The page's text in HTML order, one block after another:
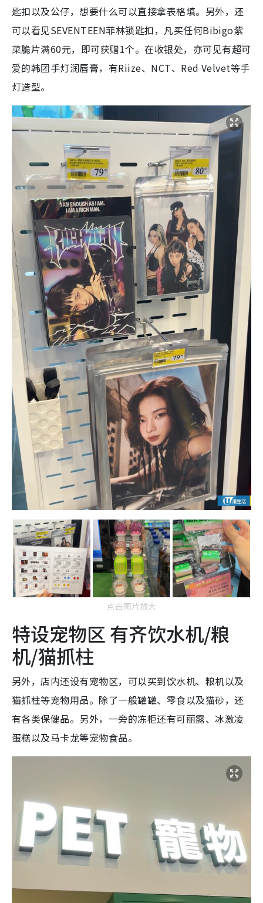
匙扣以及公仔，想要什么可以直接拿表格填。另外，还
可以看见SEVENTEEN菲林锁匙扣，凡买任何Bibigo紫
菜脆片满60元，即可获赠1个。在收银处，亦可见有超可
爱的韩团手灯润唇膏，有Riize、NCT、Red Velvet等手
灯造型。
点击图片放大
特设宠物区 有齐饮水机/粮
机/猫抓柱
另外，店内还设有宠物区，可以买到饮水机、粮机以及
猫抓柱等宠物用品。除了一般罐罐、零食以及猫砂，还
有各类保健品。另外，一旁的冻柜还有可丽露、冰激凌
蛋糕以及马卡龙等宠物食品。